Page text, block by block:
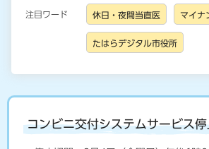
注目ワード 休日・夜間当直医 マイナ
たはらデジタル市役所
コンビニ交付システムサービス